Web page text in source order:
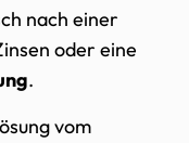
nach einer
oder eine
.
vom